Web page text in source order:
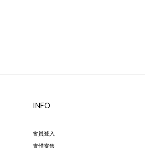
INFO
會員登入
實體寄售